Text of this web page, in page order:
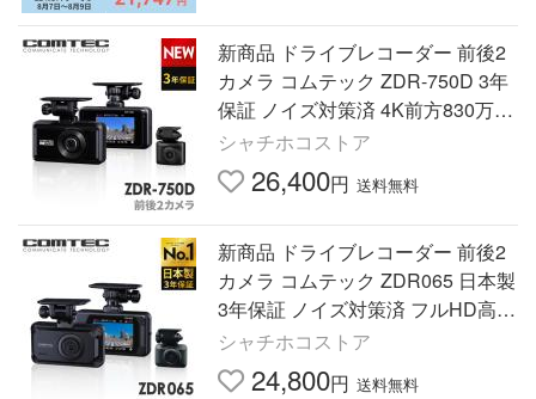
新商品 ドライブレコーダー 前後2
カメラ コムテック ZDR-750D 3年
保証 ノイズ対策済 4K前方830万画
素 高画質 常時 衝撃録画 GPS搭載
駐車監視対応 2.4インチ液晶
シャチホコストア
26,400円 送料無料
新商品 ドライブレコーダー 前後2
カメラ コムテック ZDR065 日本製
3年保証 ノイズ対策済 フルHD高画
質 GPS 駐車監視対応 常時 衝撃録
画
シャチホコストア
24,800円 送料無料